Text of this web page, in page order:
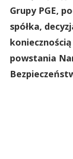
Grupy PGE,
spółka,
powstania